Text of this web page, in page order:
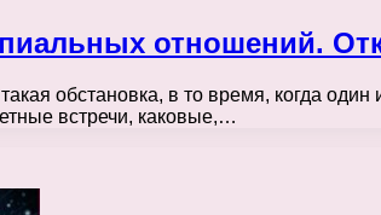
отношений.
обстановка, в то время, когда
встречи, каковые,…